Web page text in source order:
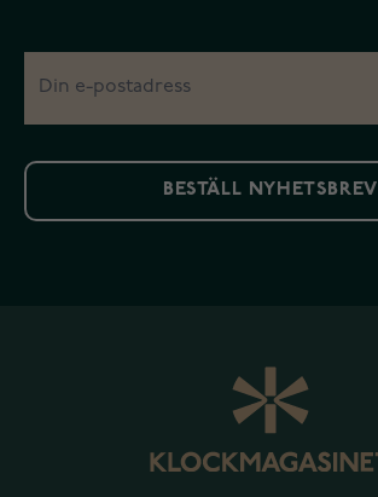
BESTÄLL NYHETSBREV